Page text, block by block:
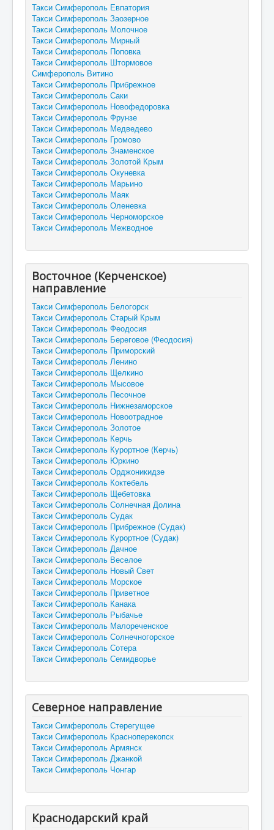
Такси Симферополь Евпатория
Такси Симферополь Заозерное
Такси Симферополь Молочное
Такси Симферополь Мирный
Такси Симферополь Поповка
Такси Симферополь Штормовое
Симферополь Витино
Такси Симферополь Прибрежное
Такси Симферополь Саки
Такси Симферополь Новофедоровка
Такси Симферополь Фрунзе
Такси Симферополь Медведево
Такси Симферополь Громово
Такси Симферополь Знаменское
Такси Симферополь Золотой Крым
Такси Симферополь Окуневка
Такси Симферополь Марьино
Такси Симферополь Маяк
Такси Симферополь Оленевка
Такси Симферополь Черноморское
Такси Симферополь Межводное
Восточное (Керченское)
направление
Такси Симферополь Белогорск
Такси Симферополь Старый Крым
Такси Симферополь Феодосия
Такси Симферополь Береговое (Феодосия)
Такси Симферополь Приморский
Такси Симферополь Ленино
Такси Симферополь Щелкино
Такси Симферополь Мысовое
Такси Симферополь Песочное
Такси Симферополь Нижнезаморское
Такси Симферополь Новоотрадное
Такси Симферополь Золотое
Такси Симферополь Керчь
Такси Симферополь Курортное (Керчь)
Такси Симферополь Юркино
Такси Симферополь Орджоникидзе
Такси Симферополь Коктебель
Такси Симферополь Щебетовка
Такси Симферополь Солнечная Долина
Такси Симферополь Судак
Такси Симферополь Прибрежное (Судак)
Такси Симферополь Курортное (Судак)
Такси Симферополь Дачное
Такси Симферополь Веселое
Такси Симферополь Новый Свет
Такси Симферополь Морское
Такси Симферополь Приветное
Такси Симферополь Канака
Такси Симферополь Рыбачье
Такси Симферополь Малореченское
Такси Симферополь Солнечногорское
Такси Симферополь Сотера
Такси Симферополь Семидворье
Северное направление
Такси Симферополь Стерегущее
Такси Симферополь Красноперекопск
Такси Симферополь Армянск
Такси Симферополь Джанкой
Такси Симферополь Чонгар
Краснодарский край